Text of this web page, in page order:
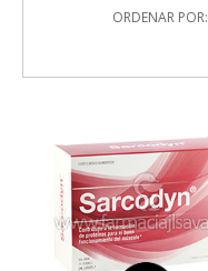
ORDENAR POR: